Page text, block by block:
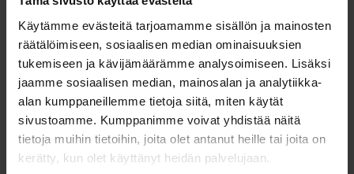
Käytämme evästeitä tarjoamamme sisällön ja mainosten
räätälöimiseen, sosiaalisen median ominaisuuksien
tukemiseen ja kävijämäärämme analysoimiseen. Lisäksi
jaamme sosiaalisen median, mainosalan ja analytiikka-
alan kumppaneillemme tietoja siitä, miten käytät
sivustoamme. Kumppanimme voivat yhdistää näitä
tietoja muihin tietoihin, joita olet antanut heille tai joita on
kerätty, kun olet käyttänyt heidän palvelujaan.